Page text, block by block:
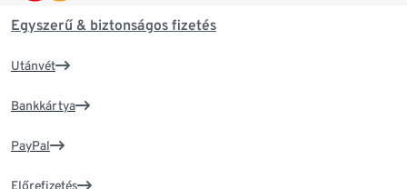
Egyszerű & biztonságos fizetés
Utánvét
Bankkártya
PayPal
Előrefizetés